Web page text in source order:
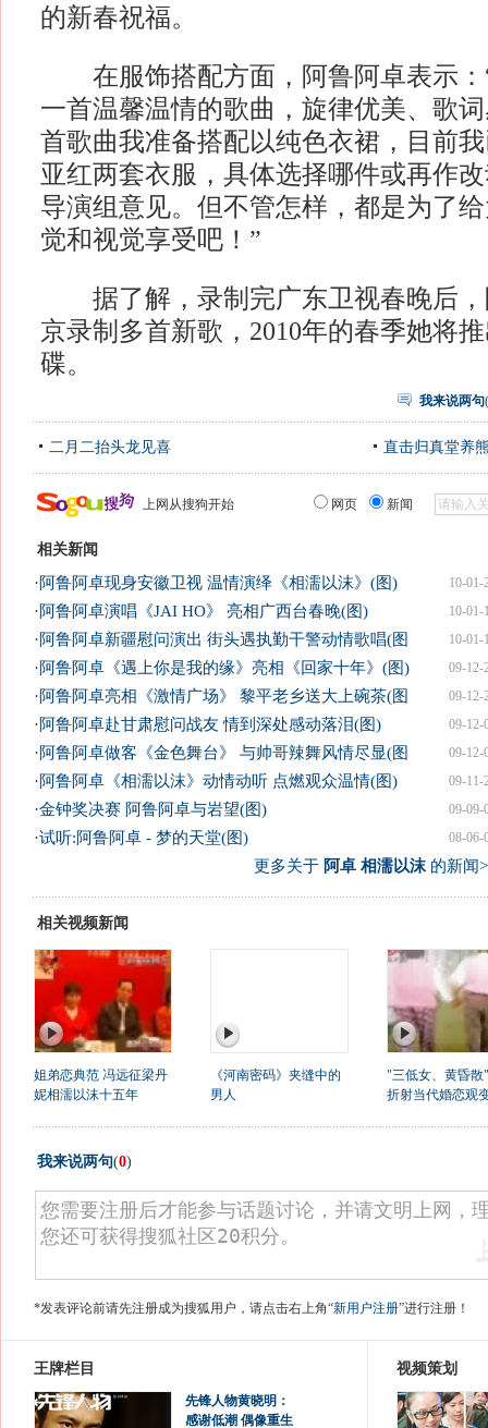
的新春祝福。
在服饰搭配方面，阿鲁阿卓表示：
一首温馨温情的歌曲，旋律优美、歌
首歌曲我准备搭配以纯色衣裙，目前
亚红两套衣服，具体选择哪件或再作
导演组意见。但不管怎样，都是为了
觉和视觉享受吧！”
据了解，录制完广东卫视春晚后，
京录制多首新歌，2010年的春季她将
碟。
我来说两句(
二月二抬头龙见喜 直击归真堂养
上网从搜狗开始 网页 新闻
相关新闻
10-01-
·阿鲁阿卓现身安徽卫视 温情演绎《相濡以沫》(图)
10-01-
·阿鲁阿卓演唱《JAI HO》 亮相广西台春晚(图)
10-01-
·阿鲁阿卓新疆慰问演出 街头遇执勤干警动情歌唱(图
09-12-
·阿鲁阿卓《遇上你是我的缘》亮相《回家十年》(图)
09-12-
·阿鲁阿卓亮相《激情广场》 黎平老乡送大上碗茶(图
09-12-
·阿鲁阿卓赴甘肃慰问战友 情到深处感动落泪(图)
09-12-
·阿鲁阿卓做客《金色舞台》 与帅哥辣舞风情尽显(图
09-11-
·阿鲁阿卓《相濡以沫》动情动听 点燃观众温情(图)
09-09-
·金钟奖决赛 阿鲁阿卓与岩望(图)
08-06-
·试听:阿鲁阿卓 - 梦的天堂(图)
更多关于 阿卓 相濡以沫的新闻
相关视频新闻
姐弟恋典范 冯远征梁丹
妮相濡以沫十五年
《河南密码》夹缝中的
男人
"三低女、黄昏散
折射当代婚恋观
我来说两句(0)
*发表评论前请先注册成为搜狐用户，请点击右上角“新用户注册”进行注册！
王牌栏目
先锋人物黄晓明：
感谢低潮 偶像重生
视频策划